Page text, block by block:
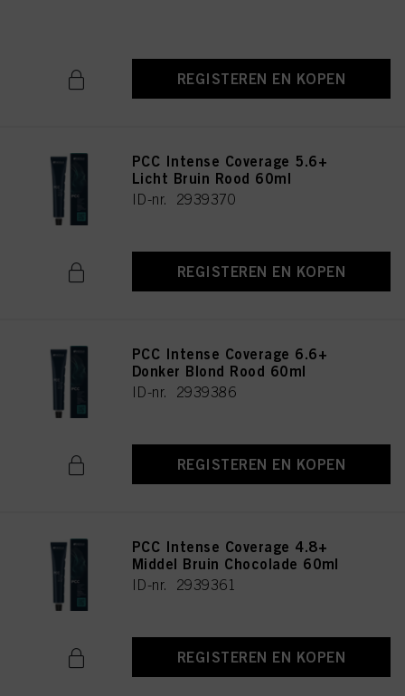
REGISTEREN EN KOPEN
PCC Intense Coverage 5.6+
Licht Bruin Rood 60ml
ID-nr. 2939370
REGISTEREN EN KOPEN
PCC Intense Coverage 6.6+
Donker Blond Rood 60ml
ID-nr. 2939386
REGISTEREN EN KOPEN
PCC Intense Coverage 4.8+
Middel Bruin Chocolade 60ml
ID-nr. 2939361
REGISTEREN EN KOPEN